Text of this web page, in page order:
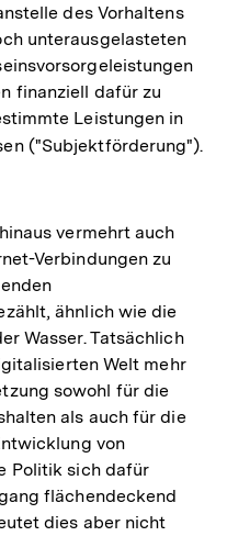
des Vorhaltens
unterausgelasteten
finanziell dafür zu
Leistungen in
("Subjektförderung").
vermehrt auch
Verbindungen zu
ähnlich wie die
Wasser. Tatsächlich
Welt mehr
sowohl für die
als auch für die
von
Politik sich dafür
flächendeckend
dies aber nicht